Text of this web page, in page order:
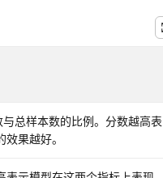
总样本数的比例。分数越高表
果越好。